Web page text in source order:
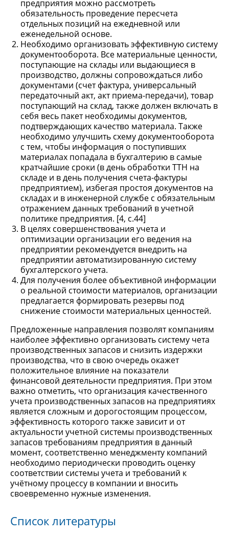
предприятия можно рассмотреть
обязательность проведение пересчета
отдельных позиций на ежедневной или
еженедельной основе.
Необходимо организовать эффективную систему
документооборота. Все материальные ценности,
поступающие на склады или выдающиеся в
производство, должны сопровождаться либо
документами (счет фактура, универсальный
передаточный акт, акт приема-передачи), товар
поступающий на склад, также должен включать в
себя весь пакет необходимы документов,
подтверждающих качество материала. Также
необходимо улучшить схему документооборота
с тем, чтобы информация о поступивших
материалах попадала в бухгалтерию в самые
кратчайшие сроки (в день обработки ТТН на
складе и в день получения счета-фактуры
предприятием), избегая простоя документов на
складах и в инженерной службе с обязательным
отражением данных требований в учетной
политике предприятия. [4, c.44]
В целях совершенствования учета и
оптимизации организации его ведения на
предприятии рекомендуется внедрить на
предприятии автоматизированную систему
бухгалтерского учета.
Для получения более объективной информации
о реальной стоимости материалов, организации
предлагается формировать резервы под
снижение стоимости материальных ценностей.
Предложенные направления позволят компаниям
наиболее эффективно организовать систему чета
производственных запасов и снизить издержки
производства, что в свою очередь окажет
положительное влияние на показатели
финансовой деятельности предприятия. При этом
важно отметить, что организация качественного
учета производственных запасов на предприятиях
является сложным и дорогостоящим процессом,
эффективность которого также зависит и от
актуальности учетной системы производственных
запасов требованиям предприятия в данный
момент, соответственно менеджменту компаний
необходимо периодически проводить оценку
соответствии системы учета и требований к
учётному процессу в компании и вносить
своевременно нужные изменения.
Список литературы